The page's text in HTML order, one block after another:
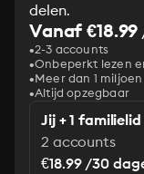
delen.
Vanaf €18.99
2-3 accounts
Onbeperkt lezen
Meer dan 1
Altijd opzegbaar
Jij + 1 familielid
2 accounts
€18.99 /30